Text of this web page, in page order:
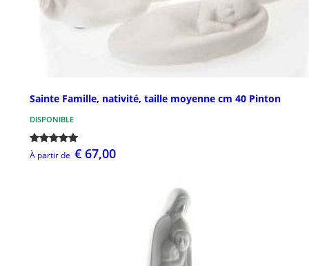
Sainte Famille, nativité, taille moyenne cm 40 Pinton
DISPONIBLE
À partir de € 67,00